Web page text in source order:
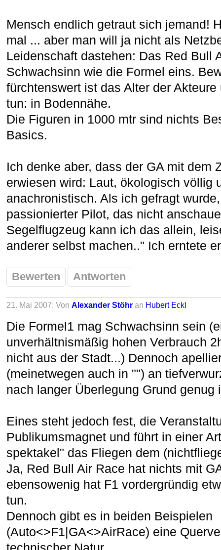
Mensch endlich getraut sich jemand!
mal ... aber man will ja nicht als
Leidenschaft dastehen: Das Red Bull
Schwachsinn wie die Formel eins.
fürchtenswert ist das Alter der
tun: in Bodennähe.
Die Figuren in 1000 mtr sind nichts
Basics.
Ich denke aber, dass der GA mit dem
erwiesen wird: Laut, ökologisch völlig
anachronistisch. Als ich gefragt
passionierter Pilot, das nicht
Segelflugzeug kann ich das allein,
anderer selbst machen.." Ich erntete
Bewerten Antworten
21. Mai 2007: Von Alexander Stöhr an Hubert Eckl
Die Formel1 mag Schwachsinn sein
unverhältnismäßig hohen Verbrauch
nicht aus der Stadt...) Dennoch
(meinetwegen auch in "") an
nach langer Überlegung Grund
Eines steht jedoch fest, die
Publikumsmagnet und führt in einer
spektakel" das Fliegen dem
Ja, Red Bull Air Race hat nichts mit
ebensowenig hat F1 vordergründig
tun.
Dennoch gibt es in beiden Beispielen
(Auto<>F1|GA<>AirRace) eine